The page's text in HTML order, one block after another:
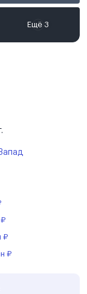
₽
₽